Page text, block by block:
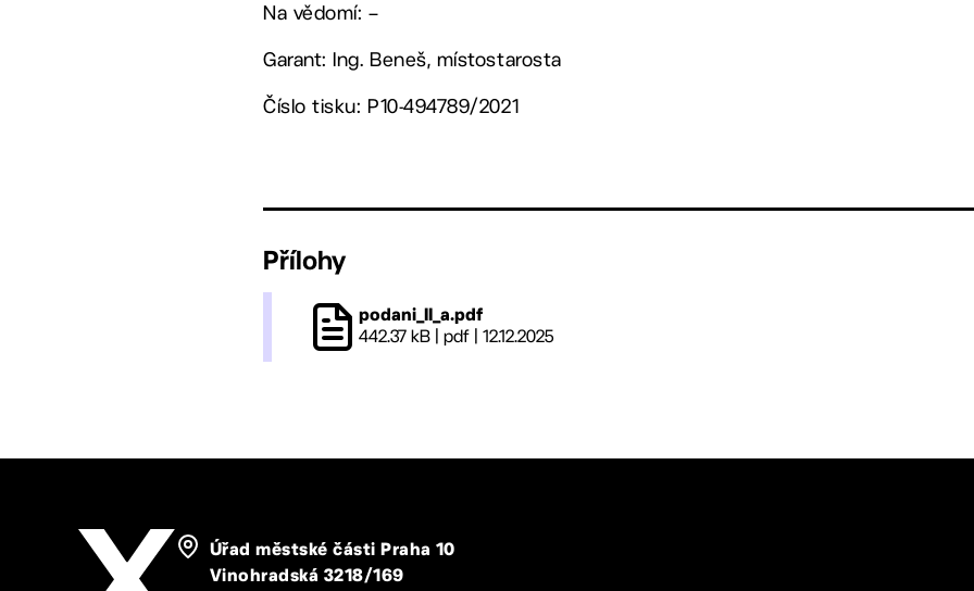
Na vědomí: –
Garant: Ing. Beneš, místostarosta
Číslo tisku: P10-494789/2021
Přílohy
podani_II_a.pdf
442.37 kB | pdf | 12.12.2025
Úřad městské části Praha 10
Vinohradská 3218/169